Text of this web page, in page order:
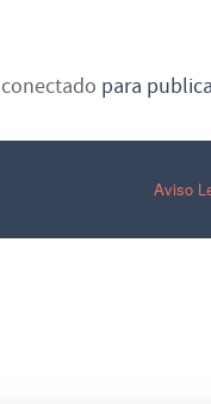
conectado para
Aviso